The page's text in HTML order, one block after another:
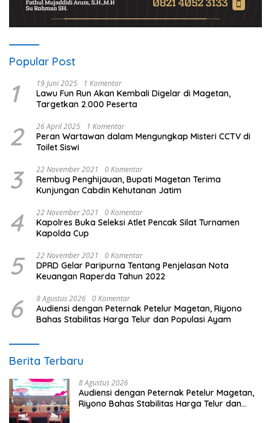
Popular Post
1 19 Juni 2025 1 Komentar
Lawu Fun Run Akan Kembali Digelar di Magetan,
Targetkan 2.000 Peserta
2 26 April 2025 1 Komentar
Peran Wartawan dalam Mengungkap Misteri CCTV di
Toilet Siswi
3 22 November 2021 0 Komentar
Rembug Penghijauan, Bupati Magetan Terima
Kunjungan Cabdin Kehutanan Jatim
4 22 November 2021 0 Komentar
Kapolres Buka Seleksi Atlet Pencak Silat Turnamen
Kapolda Cup
5 22 November 2021 0 Komentar
DPRD Gelar Paripurna Tentang Penjelasan Nota
Keuangan Raperda Tahun 2022
6 8 Agustus 2026 0 Komentar
Audiensi dengan Peternak Petelur Magetan, Riyono
Bahas Stabilitas Harga Telur dan Populasi Ayam
Berita Terbaru
8 Agustus 2026
Audiensi dengan Peternak Petelur Magetan,
Riyono Bahas Stabilitas Harga Telur dan